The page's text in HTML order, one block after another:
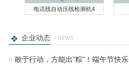
电话线自动压线检测机4
企业动态 / NEWS
敢于行动，方能出"粽"！端午节快乐